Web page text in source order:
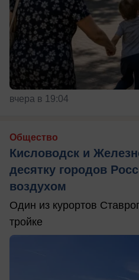
вчера в 19:04
Общество
Кисловодск и
десятку городов
воздухом
Один из курортов
тройке